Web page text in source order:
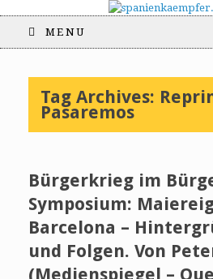
MENU
Tag Archives:
Pasaremos
Bürgerkrieg im
Symposium:
Barcelona –
und Folgen. Von
(Medienspiegel –